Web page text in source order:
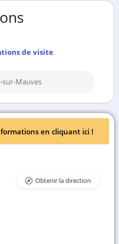
de visite.
sur-Mauves
en cliquant ici !
Obtenir la direction